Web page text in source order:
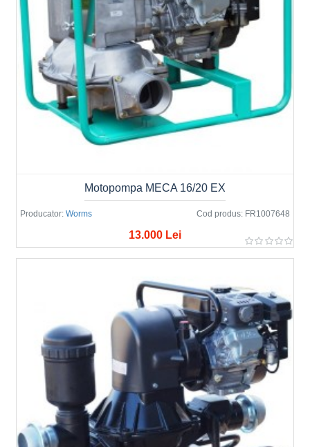
Producator: Worms Cod produs: FR1007648
Motopompa MECA 16/20 EX
13.000 Lei